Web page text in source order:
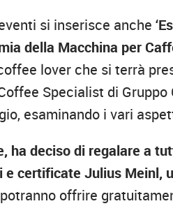
si inserisce anche
della Macchina per
lover che si terrà
Specialist di
esaminando i vari
ha deciso di regalare a
e certificate Julius Meinl,
offrire